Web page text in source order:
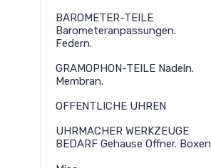
BAROMETER-TEILE
Barometeranpassungen.
Federn.
GRAMOPHON-TEILE Nadeln.
Membran.
OFFENTLICHE UHREN
UHRMACHER WERKZEUGE
BEDARF Gehause Offner. Boxen